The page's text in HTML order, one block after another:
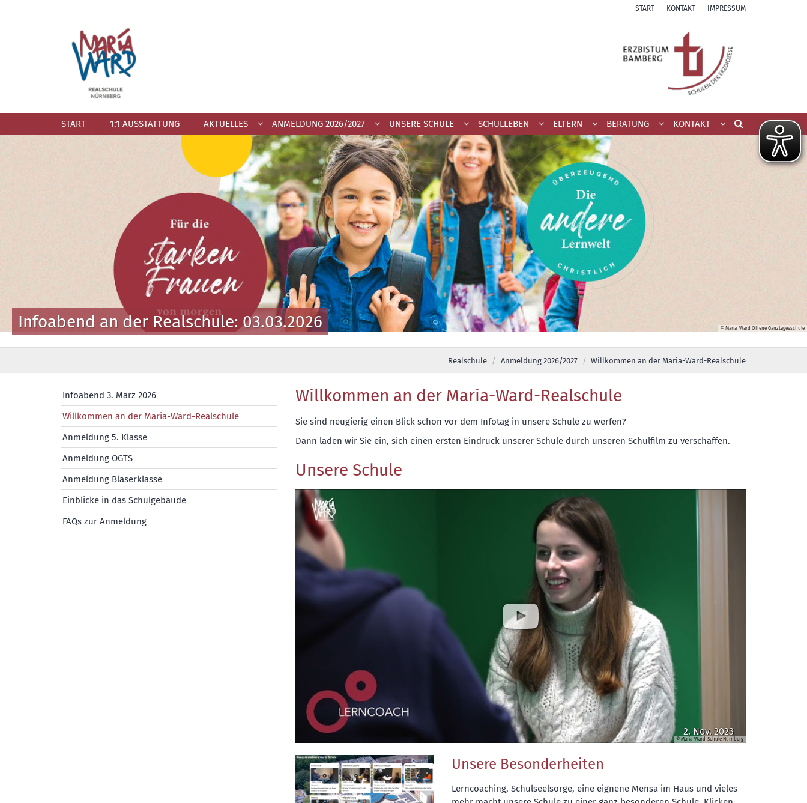
START KONTAKT IMPRESSUM
START 1:1 AUSSTATTUNG AKTUELLES ANMELDUNG 2026/2027 UNSERE SCHULE SCHULLEBEN ELTERN BERATUNG KONTAKT
© Maria_Ward Offene Ganztagesschule
an der Realschule: 03.03.2026 Infotag
Realschule Anmeldung 2026/2027 Willkommen an der Maria-Ward-Realschule
Willkommen an der Maria-Ward-Realschule
Sie sind neugierig einen Blick schon vor dem Infotag in unsere Schule zu werfen?
Dann laden wir Sie ein, sich einen ersten Eindruck unserer Schule durch unseren Schulfilm zu verschaffen.
Unsere Schule
2. Nov. 2023
© Maria-Ward-Schule Nürnberg
Unsere Besonderheiten
Lerncoaching, Schulseelsorge, eine eignene Mensa im Haus und vieles
Infoabend 3. März 2026
Willkommen an der Maria-Ward-Realschule
Anmeldung 5. Klasse
Anmeldung OGTS
Anmeldung Bläserklasse
Einblicke in das Schulgebäude
FAQs zur Anmeldung